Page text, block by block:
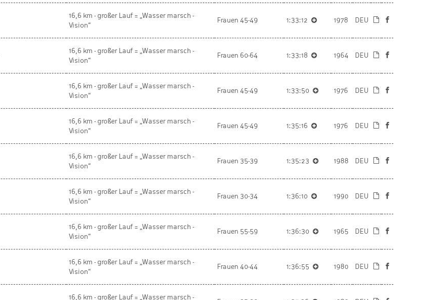
16,6 km - großer Lauf = „Wasser marsch -
Vision“
Frauen 45-49 1:33:12 1978 DEU
16,6 km - großer Lauf = „Wasser marsch -
Vision“
Frauen 60-64 1:33:18 1964 DEU
16,6 km - großer Lauf = „Wasser marsch -
Vision“
Frauen 45-49 1:33:50 1976 DEU
16,6 km - großer Lauf = „Wasser marsch -
Vision“
Frauen 45-49 1:35:16 1976 DEU
16,6 km - großer Lauf = „Wasser marsch -
Vision“
Frauen 35-39 1:35:23 1988 DEU
16,6 km - großer Lauf = „Wasser marsch -
Vision“
Frauen 30-34 1:36:10 1990 DEU
16,6 km - großer Lauf = „Wasser marsch -
Vision“
Frauen 55-59 1:36:30 1965 DEU
16,6 km - großer Lauf = „Wasser marsch -
Vision“
Frauen 40-44 1:36:55 1980 DEU
16,6 km - großer Lauf = „Wasser marsch -